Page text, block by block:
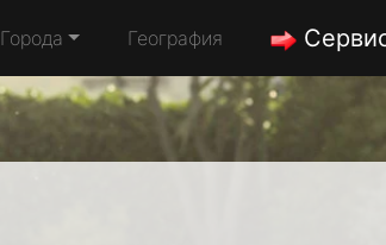
Города География